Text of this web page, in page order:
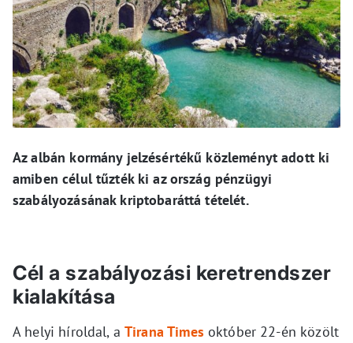
Az albán kormány jelzésértékű közleményt adott ki
amiben célul tűzték ki az ország pénzügyi
szabályozásának kriptobaráttá tételét.
Cél a szabályozási keretrendszer
kialakítása
A helyi híroldal, a Tirana Times október 22-én közölt